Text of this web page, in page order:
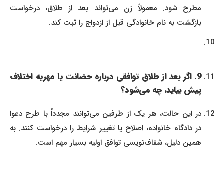
مطرح شود. معمولاً زن می‌تواند بعد از طلاق، درخواست
بازگشت به نام خانوادگی قبل از ازدواج را ثبت کند.
9. اگر بعد از طلاق توافقی درباره حضانت یا مهریه اختلاف
پیش بیاید، چه می‌شود؟
در این حالت، هر یک از طرفین می‌توانند مجدداً با طرح دعوا
در دادگاه خانواده، اصلاح یا تغییر شرایط را درخواست کنند. به
همین دلیل، شفاف‌نویسی توافق اولیه بسیار مهم است.